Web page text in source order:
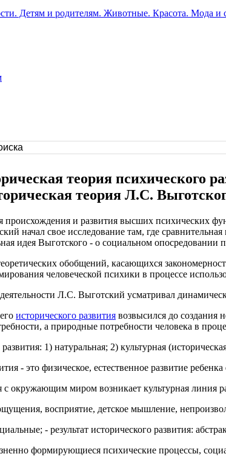
теория психического
теория Л.С.
происхождения и развития высших психических
начал свое исследование там, где
идея Выготского - о социальном опосредовании
обобщений, касающихся
человеческой психики в процессе
Л.С. Выготский усматривал
исторического развития возвысился до создания
а природные потребности человека в
1) натуральная; 2) культурная
- это физическое, естественное развитие
окружающим миром возникает культурная линия
восприятие, детское мышление,
- результат исторического развития:
формирующиеся психические процессы,